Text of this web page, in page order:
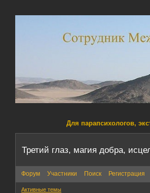
Для парапсихологов,
Третий глаз, магия добра,
Форум Участники Поиск Регистрация
Активные темы